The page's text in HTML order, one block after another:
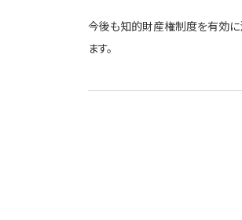
今後も知的財産権制度を有効に
ます。